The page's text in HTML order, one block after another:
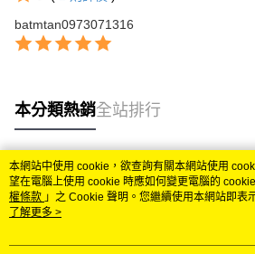
batmtan0973071316
本分類熱銷全站排行
熱門標籤
本網站中使用 cookie，欲查詢有關本網站使用
望在電腦上使用 cookie 時應如何變更電腦的
權條款 」之 Cookie 聲明。您繼續使用本網站即表
用條款之 Cookie 聲明使用 cookie。
了解更多 >